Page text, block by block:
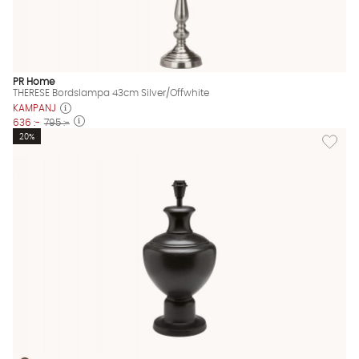
PR Home
THERESE Bordslampa 43cm Silver/Offwhite
KAMPANJ
636 :- 795 :-
Lägg
20%